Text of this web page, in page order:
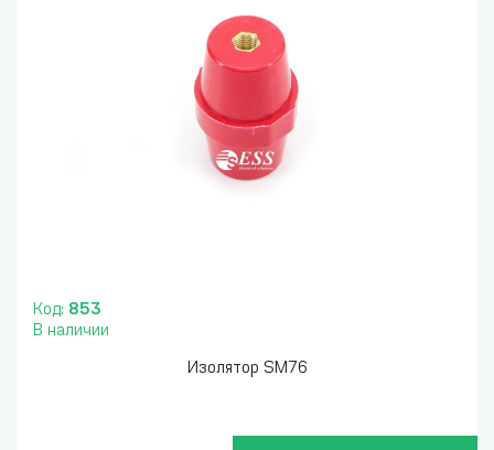
Код: 853
В наличии
Изолятор SM76